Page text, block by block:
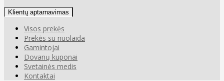
Klientų aptarnavimas
Visos prekės
Prekės su nuolaida
Gamintojai
Dovanų kuponai
Svetainės medis
Kontaktai